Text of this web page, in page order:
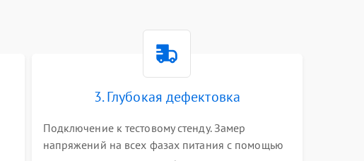
3. Глубокая дефектовка
Подключение к тестовому стенду. Замер
напряжений на всех фазах питания с помощью